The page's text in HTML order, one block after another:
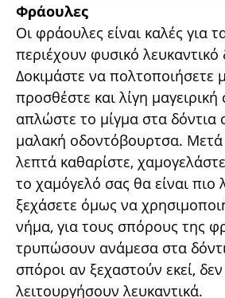
Φράουλες
Οι φράουλες είναι καλές για
περιέχουν φυσικό λευκαντικό
Δοκιμάστε να πολτοποιήσετε
προσθέστε και λίγη μαγειρική
απλώστε το μίγμα στα δόντια
μαλακή οδοντόβουρτσα.
λεπτά καθαρίστε,
το χαμόγελό σας θα είναι πιο
ξεχάσετε όμως να
νήμα, για τους σπόρους της
τρυπώσουν ανάμεσα στα
σπόροι αν ξεχαστούν εκεί,
λειτουργήσουν λευκαντικά.